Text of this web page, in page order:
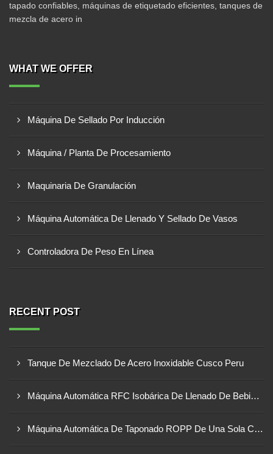
tapado confiables, máquinas de etiquetado eficientes, tanques de
mezcla de acero in
WHAT WE OFFER
Máquina De Sellado Por Inducción
Máquina / Planta De Procesamiento
Maquinaria De Granulación
Máquina Automática De Llenado Y Sellado De Vasos
Controladora De Peso En Línea
RECENT POST
Tanque De Mezclado De Acero Inoxidable Cusco Peru
Máquina Automática RFC Isobárica De Llenado De Bebidas Carbonatadas En Botellas De Vidrio Lima Peru
Máquina Automática De Taponado ROPP De Una Sola Cabeza Trujillo Peru